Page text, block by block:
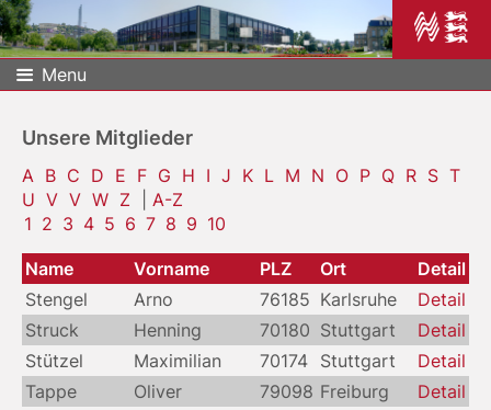
Menu
Unsere Mitglieder
A B C D E F G H I J K L M N O P Q R S T
U V V W Z
A-Z
1 2 3 4 5 6 7 8 9 10
Name Vorname PLZ Ort
Detail
Stengel
Arno 76185 Karlsruhe
Detail
Struck
Henning 70180 Stuttgart
Detail
Stützel
Maximilian 70174 Stuttgart
Detail
Tappe
Oliver 79098 Freiburg
Detail